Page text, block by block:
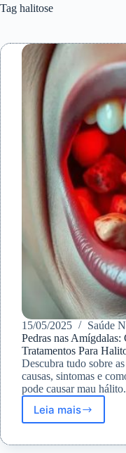
Tag halitose
15/05/2025
Saúde
Pedras nas Amígdalas:
Tratamentos Para
Descubra tudo sobre as
causas, sintomas e
pode causar mau hálito.
Leia mais
Pedras
Amígdalas: